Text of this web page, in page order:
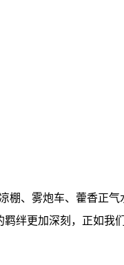
、雾炮车、藿香正
绊更加深刻，正如我